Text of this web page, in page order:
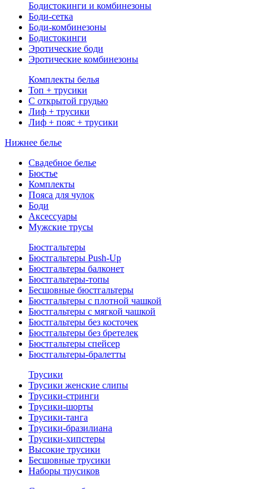
Бодистокинги и комбинезоны
Боди-сетка
Боди-комбинезоны
Бодистокинги
Эротические боди
Эротические комбинезоны
Комплекты белья
Топ + трусики
С открытой грудью
Лиф + трусики
Лиф + пояс + трусики
Нижнее белье
Свадебное белье
Бюстье
Комплекты
Пояса для чулок
Боди
Аксессуары
Мужские трусы
Бюстгальтеры
Бюстгальтеры Push-Up
Бюстгальтеры балконет
Бюстгальтеры-топы
Бесшовные бюстгальтеры
Бюстгальтеры с плотной чашкой
Бюстгальтеры с мягкой чашкой
Бюстгальтеры без косточек
Бюстгальтеры без бретелек
Бюстгальтеры спейсер
Бюстгальтеры-бралетты
Трусики
Трусики женские слипы
Трусики-стринги
Трусики-шорты
Трусики-танга
Трусики-бразилиана
Трусики-хипстеры
Высокие трусики
Бесшовные трусики
Наборы трусиков